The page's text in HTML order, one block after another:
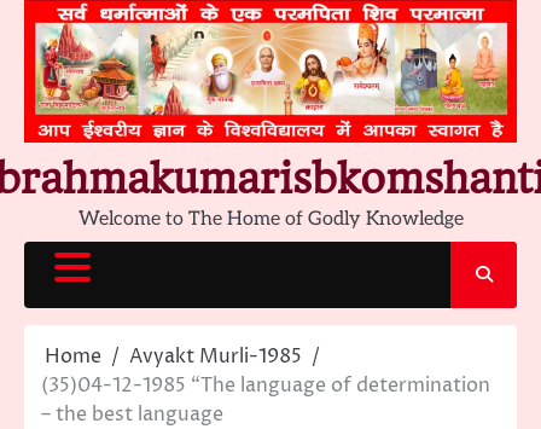
content
Welcome to The Home of Godly Knowledge
Home
Avyakt Murli-1985
(35)04-12-1985 “The language of determination
– the best language